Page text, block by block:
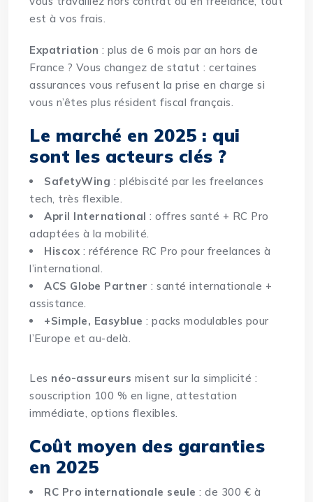
est à vos frais.
Expatriation : plus de 6 mois par an hors de
France ? Vous changez de statut : certaines
assurances vous refusent la prise en charge si
vous n’êtes plus résident fiscal français.
Le marché en 2025 : qui
sont les acteurs clés ?
SafetyWing : plébiscité par les freelances
tech, très flexible.
April International : offres santé + RC Pro
adaptées à la mobilité.
Hiscox : référence RC Pro pour freelances à
l’international.
ACS Globe Partner : santé internationale +
assistance.
+Simple, Easyblue : packs modulables pour
l’Europe et au-delà.
Les néo-assureurs misent sur la simplicité :
souscription 100 % en ligne, attestation
immédiate, options flexibles.
Coût moyen des garanties
en 2025
RC Pro internationale seule : de 300 € à